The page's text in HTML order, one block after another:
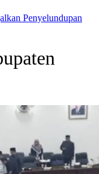
Penyelundupan